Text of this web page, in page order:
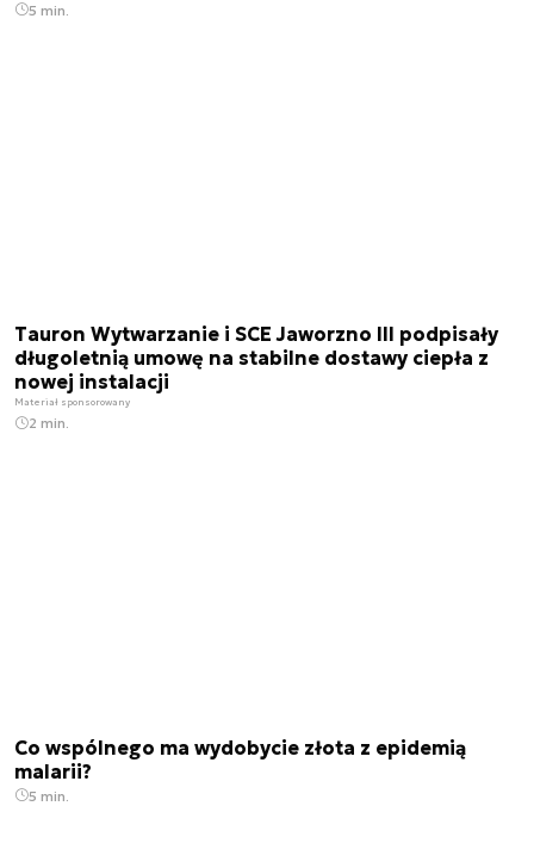
5 min.
Tauron Wytwarzanie i SCE Jaworzno III podpisały
długoletnią umowę na stabilne dostawy ciepła z
nowej instalacji
Materiał sponsorowany
2 min.
Co wspólnego ma wydobycie złota z epidemią
malarii?
5 min.